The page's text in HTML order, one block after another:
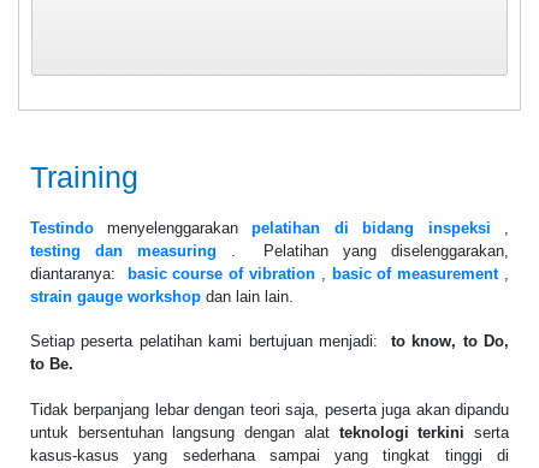
Training
Testindo menyelenggarakan pelatihan di bidang inspeksi
,
testing dan measuring
. Pelatihan yang diselenggarakan,
diantaranya:
basic course of vibration , basic of measurement ,
strain gauge workshop dan lain lain.
Setiap peserta pelatihan kami bertujuan menjadi: to know, to Do,
to Be.
Tidak berpanjang lebar dengan teori saja, peserta juga akan dipandu
untuk bersentuhan langsung dengan alat teknologi terkini serta
kasus-kasus yang sederhana sampai yang tingkat tinggi di